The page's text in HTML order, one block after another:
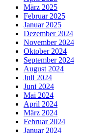
März 2025
Februar 2025
Januar 2025
Dezember 2024
November 2024
Oktober 2024
September 2024
August 2024
Juli 2024
Juni 2024
Mai 2024
April 2024
März 2024
Februar 2024
Januar 2024